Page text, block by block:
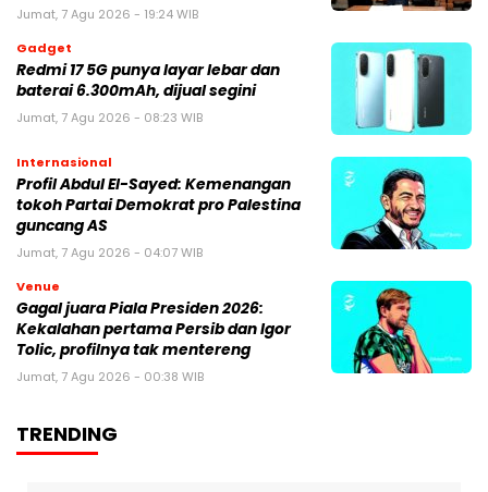
Jumat, 7 Agu 2026 - 19:24 WIB
Gadget
Redmi 17 5G punya layar lebar dan
baterai 6.300mAh, dijual segini
Jumat, 7 Agu 2026 - 08:23 WIB
Internasional
Profil Abdul El-Sayed: Kemenangan
tokoh Partai Demokrat pro Palestina
guncang AS
Jumat, 7 Agu 2026 - 04:07 WIB
Venue
Gagal juara Piala Presiden 2026:
Kekalahan pertama Persib dan Igor
Tolic, profilnya tak mentereng
Jumat, 7 Agu 2026 - 00:38 WIB
TRENDING